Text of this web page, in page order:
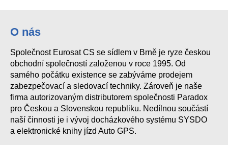
O nás
Společnost Eurosat CS se sídlem v Brně je ryze českou
obchodní společností založenou v roce 1995. Od
samého počátku existence se zabýváme prodejem
zabezpečovací a sledovací techniky. Zároveň je naše
firma autorizovaným distributorem společnosti Paradox
pro Českou a Slovenskou republiku. Nedílnou součástí
naší činnosti je i vývoj docházkového systému SYSDO
a elektronické knihy jízd Auto GPS.